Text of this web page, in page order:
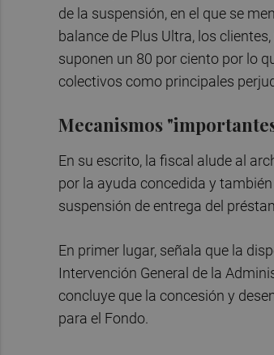
de la suspensión, en el que se
balance de Plus Ultra, los
suponen un 80 por ciento por lo
colectivos como principales
Mecanismos
En su escrito, la fiscal alude al
por la ayuda concedida y
suspensión de entrega del
En primer lugar, señala que la
Intervención General de la
concluye que la concesión y
para el Fondo.